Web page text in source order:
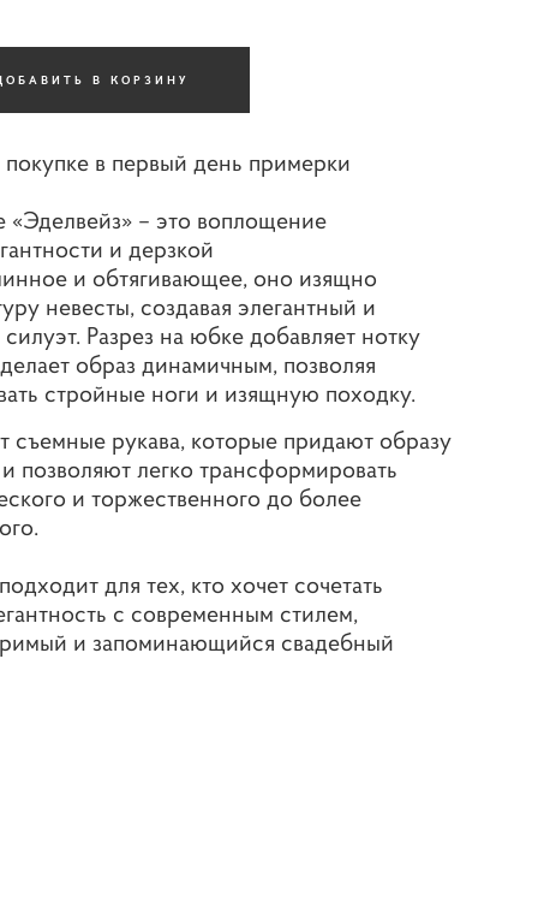
В КОРЗИНУ
в первый день примерки
«Эделвейз» – это воплощение
и дерзкой
и обтягивающее, оно изящно
невесты, создавая элегантный и
Разрез на юбке добавляет нотку
образ динамичным, позволяя
стройные ноги и изящную походку.
съемные рукава, которые придают образу
позволяют легко трансформировать
и торжественного до более
для тех, кто хочет сочетать
с современным стилем,
и запоминающийся свадебный